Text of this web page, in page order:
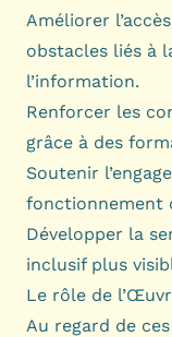
Améliorer
obstacles liés à
l’information.
Renforcer les
grâce à des
Soutenir
fonctionnement
Développer la
inclusif plus
Le rôle de
Au regard de